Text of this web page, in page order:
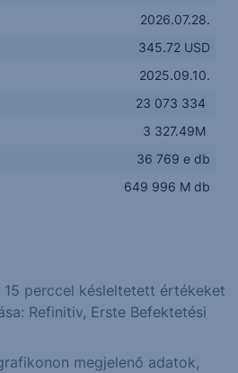
2026.07.28.
345.72 USD
2025.09.10.
23 073 334
3 327.49M
36 769 e db
649 996 M db
perccel késleltetett értékeket
Refinitiv, Erste Befektetési
megjelenő adatok,